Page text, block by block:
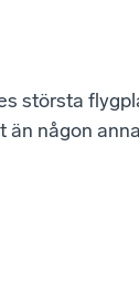
största
än någon